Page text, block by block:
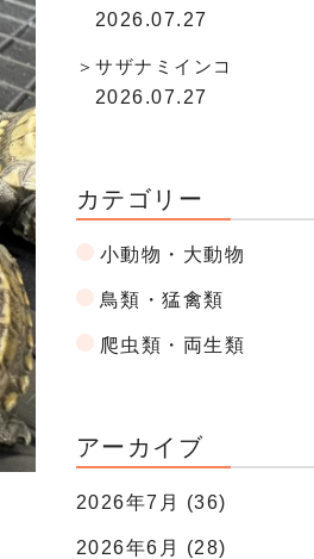
2026.07.27
サザナミインコ
2026.07.27
カテゴリー
小動物・大動物
鳥類・猛禽類
爬虫類・両生類
アーカイブ
2026年7月 (36)
2026年6月 (28)